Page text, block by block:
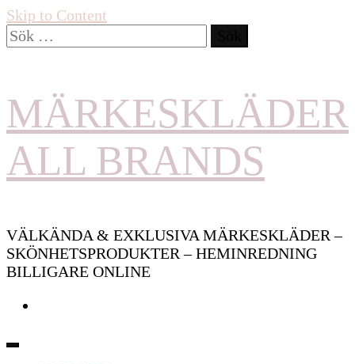
Skip to Content
Sök
efter:
MÄRKESKLÄDER
ALL BRANDS
VÄLKÄNDA & EXKLUSIVA MÄRKESKLÄDER –
SKÖNHETSPRODUKTER – HEMINREDNING
BILLIGARE ONLINE